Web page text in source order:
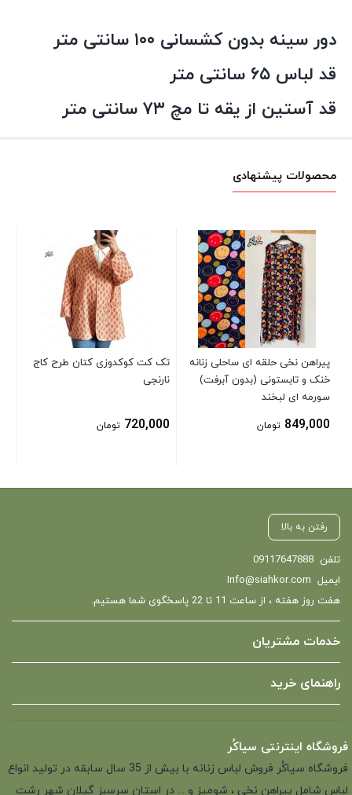
دور سینه بدون کشسانی ۱۰۰ سانتی متر
قد لباس ۶۵ سانتی متر
قد آستین از یقه تا مچ ۷۳ سانتی متر
محصولات پیشنهادی
پیراهن نخی حلقه ای ساحلی زنانه
خنک و تابستونی (بدون آبرفت)
سورمه ای لبخند
849,000 تومان
تک کت کوکدوزی کتان طرح کاج
نارنجی
720,000 تومان
رفتن به بالا
تلفن 09117647888
ایمیل Info@siahkor.com
هفت روز هفته ، از ساعت 11 تا 22 پاسخگوی شما هستیم.
خدمات مشتریان
راهنمای خرید
فروشگاه اینترنتی سیاکُر
فروشگاه سیاکُر فروش لباس زنانه با بیش از 35 سال سابقه در تولید انواع
لباس شامل پیراهن نخی ، شومیز و ... در استان سرسبز گیلان شهر رشت